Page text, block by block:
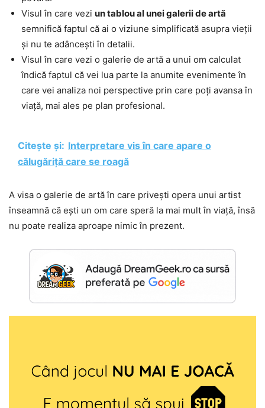
Visul în care vezi un tablou al unei galerii de artă
semnifică faptul că ai o viziune simplificată asupra vieții
și nu te adâncești în detalii.
Visul în care vezi o galerie de artă a unui om calculat
îndică faptul că vei lua parte la anumite evenimente în
care vei analiza noi perspective prin care poți avansa în
viață, mai ales pe plan profesional.
Citește și: Interpretare vis în care apare o
călugăriță care se roagă
A visa o galerie de artă în care privești opera unui artist
înseamnă că ești un om care speră la mai mult în viață, însă
nu poate realiza aproape nimic în prezent.